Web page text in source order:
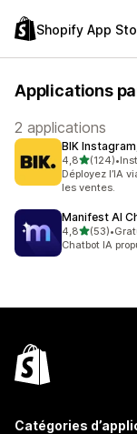
Shopify App
Applications
2 applications
BIK
4,8étoile(s) sur
(124)
124 avis au•
Déployez l’IA
les ventes.
Manifest AI
4,8étoile(s)
(53)
53 avis au total
•
Chatbot IA
Catégories